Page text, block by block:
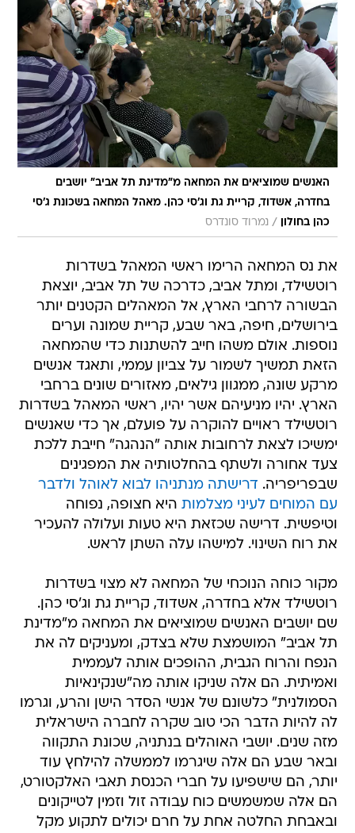
האנשים שמוציאים את המחאה מ"מדינת תל אביב" יושבים
בחדרה, אשדוד, קריית גת וג'סי כהן. מאהל המחאה בשכונת ג'סי
כהן בחולון
/ נמרוד סונדרס
את נס המחאה הרימו ראשי המאהל בשדרות
רוטשילד, ומתל אביב, כדרכה של תל אביב, יוצאת
הבשורה לרחבי הארץ, אל המאהלים הקטנים יותר
בירושלים, חיפה, באר שבע, קריית שמונה וערים
נוספות. אולם משהו חייב להשתנות כדי שהמחאה
הזאת תמשיך לשמור על צביון עממי, ותאגד אנשים
מרקע שונה, ממגוון גילאים, מאזורים שונים ברחבי
הארץ. יהיו מניעיהם אשר יהיו, ראשי המאהל בשדרות
רוטשילד ראויים להוקרה על פועלם, אך כדי שאנשים
ימשיכו לצאת לרחובות אותה "הנהגה" חייבת ללכת
צעד אחורה ולשתף בהחלטותיה את המפגינים
שבפריפריה. דרישתה מנתניהו לבוא לאוהל ולדבר
עם המוחים לעיני מצלמות היא חצופה, נפוחה
וטיפשית. דרישה שכזאת היא טעות ועלולה להעכיר
את רוח השינוי. למישהו עלה השתן לראש.
מקור כוחה הנוכחי של המחאה לא מצוי בשדרות
רוטשילד אלא בחדרה, אשדוד, קריית גת וג'סי כהן.
שם יושבים האנשים שמוציאים את המחאה מ"מדינת
תל אביב" המושמצת שלא בצדק, ומעניקים לה את
הנפח והרוח הגבית, ההופכים אותה לעממית
ואמיתית. הם אלה שניקו אותה מה"שנקינאיות
הסמולנית" כלשונם של אנשי הסדר הישן והרע, וגרמו
לה להיות הדבר הכי טוב שקרה לחברה הישראלית
מזה שנים. יושבי האוהלים בנתניה, שכונת התקווה
ובאר שבע הם אלה שיגרמו לממשלה להילחץ עוד
יותר, הם שישפיעו על חברי הכנסת תאבי האלקטורט,
הם אלה שמשמשים כוח עבודה זול וזמין לטייקונים
ובאבחת החלטה אחת על חרם יכולים לתקוע מקל